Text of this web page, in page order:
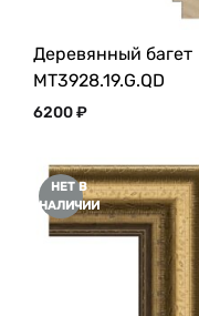
Деревянный багет
MT3928.19.G.QD
6200₽
НЕТ В
НАЛИЧИИ